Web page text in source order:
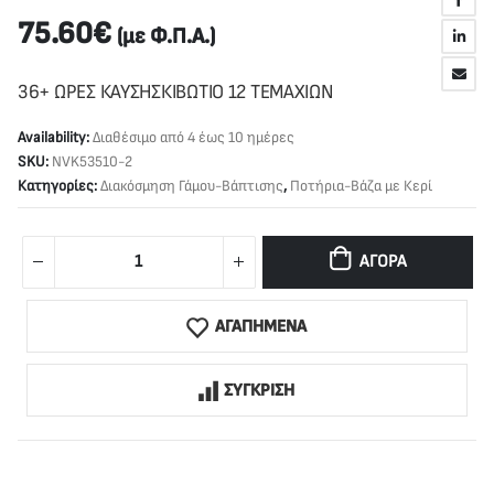
75.60€ (με Φ.Π.Α.)
36+ ΩΡΕΣ ΚΑΥΣΗΣΚΙΒΩΤΙΟ 12 ΤΕΜΑΧΙΩΝ
Availability:Διαθέσιμο από 4 έως 10 ημέρες
SKU: NVK53510-2
Κατηγορίες:Διακόσμηση Γάμου-Βάπτισης, Ποτήρια-Βάζα με Κερί
ΑΓΟΡΆ
ΑΓΑΠΗΜΕΝΑ
ΣΥΓΚΡΙΣΗ